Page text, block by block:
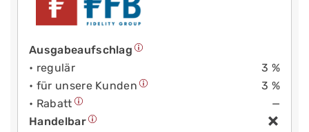
Ausgabeaufschlag
• regulär
3 %
• für unsere Kunden
3 %
• Rabatt
—
Handelbar